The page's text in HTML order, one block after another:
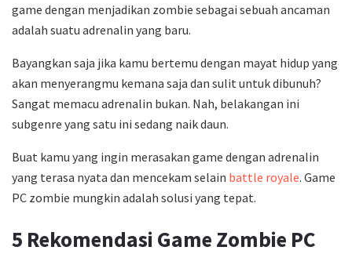
game dengan menjadikan zombie sebagai sebuah ancaman
adalah suatu adrenalin yang baru.
Bayangkan saja jika kamu bertemu dengan mayat hidup yang
akan menyerangmu kemana saja dan sulit untuk dibunuh?
Sangat memacu adrenalin bukan. Nah, belakangan ini
subgenre yang satu ini sedang naik daun.
Buat kamu yang ingin merasakan game dengan adrenalin
yang terasa nyata dan mencekam selain battle royale. Game
PC zombie mungkin adalah solusi yang tepat.
5 Rekomendasi Game Zombie PC